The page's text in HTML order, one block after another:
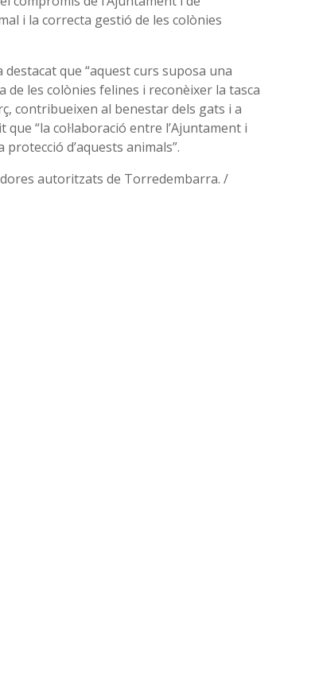
i la correcta gestió de les colònies
que “aquest curs suposa una
les colònies felines i reconèixer la tasca
contribueixen al benestar dels gats i a
“la col·laboració entre l’Ajuntament i
d’aquests animals”.
autoritzats de Torredembarra. /